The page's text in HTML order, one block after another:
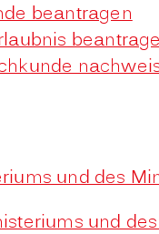
beantragen
und des
und